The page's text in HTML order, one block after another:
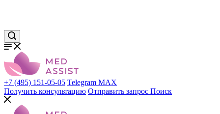
+7 (495) 151-05-05 Telegram MAX
Получить консультацию Отправить запрос Поиск